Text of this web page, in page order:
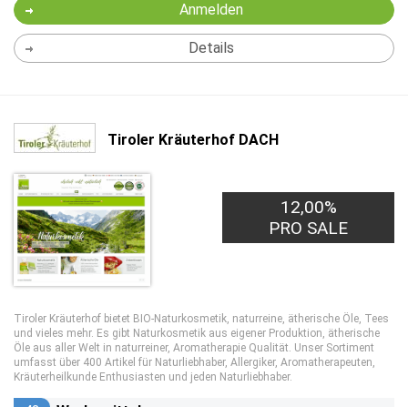
Anmelden
Details
Tiroler Kräuterhof DACH
12,00%
PRO SALE
Tiroler Kräuterhof bietet BIO-Naturkosmetik, naturreine, ätherische Öle, Tees
und vieles mehr. Es gibt Naturkosmetik aus eigener Produktion, ätherische
Öle aus aller Welt in naturreiner, Aromatherapie Qualität. Unser Sortiment
umfasst über 400 Artikel für Naturliebhaber, Allergiker, Aromatherapeuten,
Kräuterheilkunde Enthusiasten und jeden Naturliebhaber.